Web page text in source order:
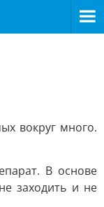
вокруг много.
В основе
заходить и не